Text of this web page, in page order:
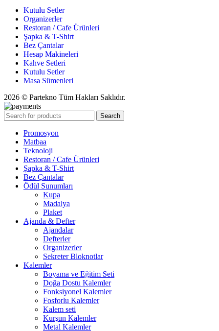
Kutulu Setler
Organizerler
Restoran / Cafe Ürünleri
Şapka & T-Shirt
Bez Çantalar
Hesap Makineleri
Kahve Setleri
Kutulu Setler
Masa Sümenleri
2026 © Partekno Tüm Hakları Saklıdır.
Search
Promosyon
Matbaa
Teknoloji
Restoran / Cafe Ürünleri
Şapka & T-Shirt
Bez Çantalar
Ödül Sunumları
Kupa
Madalya
Plaket
Ajanda & Defter
Ajandalar
Defterler
Organizerler
Sekreter Bloknotlar
Kalemler
Boyama ve Eğitim Seti
Doğa Dostu Kalemler
Fonksiyonel Kalemler
Fosforlu Kalemler
Kalem seti
Kurşun Kalemler
Metal Kalemler